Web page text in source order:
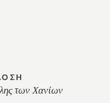
των Χανίων